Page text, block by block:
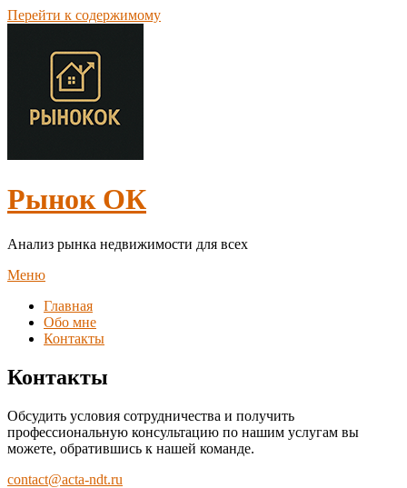
Перейти к содержимому
Рынок ОК
Анализ рынка недвижимости для всех
Меню
Главная
Обо мне
Контакты
Контакты
Обсудить условия сотрудничества и получить
профессиональную консультацию по нашим услугам вы
можете, обратившись к нашей команде.
contact@acta-ndt.ru